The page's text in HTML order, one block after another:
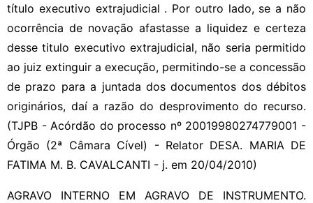
título executivo extrajudicial . Por outro lado, se a não
ocorrência de novação afastasse a liquidez e certeza
desse titulo executivo extrajudicial, não seria permitido
ao juiz extinguir a execução, permitindo-se a concessão
de prazo para a juntada dos documentos dos débitos
originários, daí a razão do desprovimento do recurso.
(TJPB - Acórdão do processo nº 20019980274779001 -
Órgão (2ª Câmara Cível) - Relator DESA. MARIA DE
FATIMA M. B. CAVALCANTI - j. em 20/04/2010)
AGRAVO INTERNO EM AGRAVO DE INSTRUMENTO.